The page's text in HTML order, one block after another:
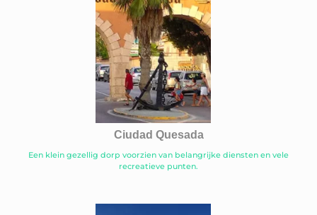
Ciudad Quesada
Een klein gezellig dorp voorzien van belangrijke diensten en vele
recreatieve punten.